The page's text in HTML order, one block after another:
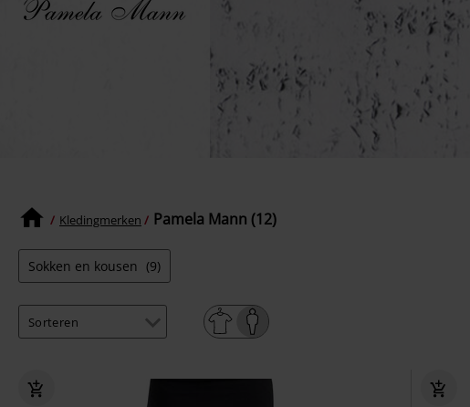
Kledingmerken Pamela Mann (12)
Sokken en kousen (9)